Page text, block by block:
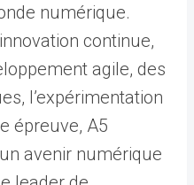
numérique.
continue,
agile, des
l’expérimentation
épreuve, A5
avenir numérique